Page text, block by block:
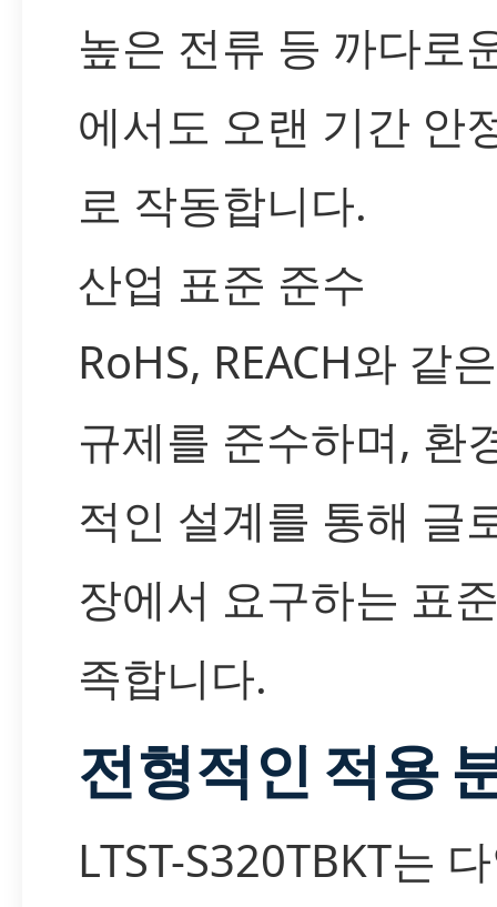
높은 전류 등 까다로
에서도 오랜 기간 안
로 작동합니다.
산업 표준 준수
RoHS, REACH와 같
규제를 준수하며, 환
적인 설계를 통해 글
장에서 요구하는 표
족합니다.
전형적인 적용
LTST-S320TBKT는